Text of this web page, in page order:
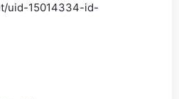
uid-15014334-id-